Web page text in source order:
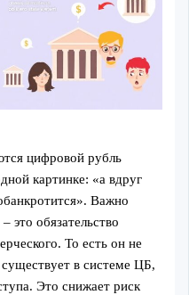
цифровой рубль
картинке: «а вдруг
Важно
это обязательство
То есть он не
в системе ЦБ,
Это снижает риск